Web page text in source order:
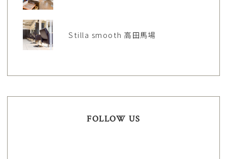
Stilla smooth 高田馬場
FOLLOW US